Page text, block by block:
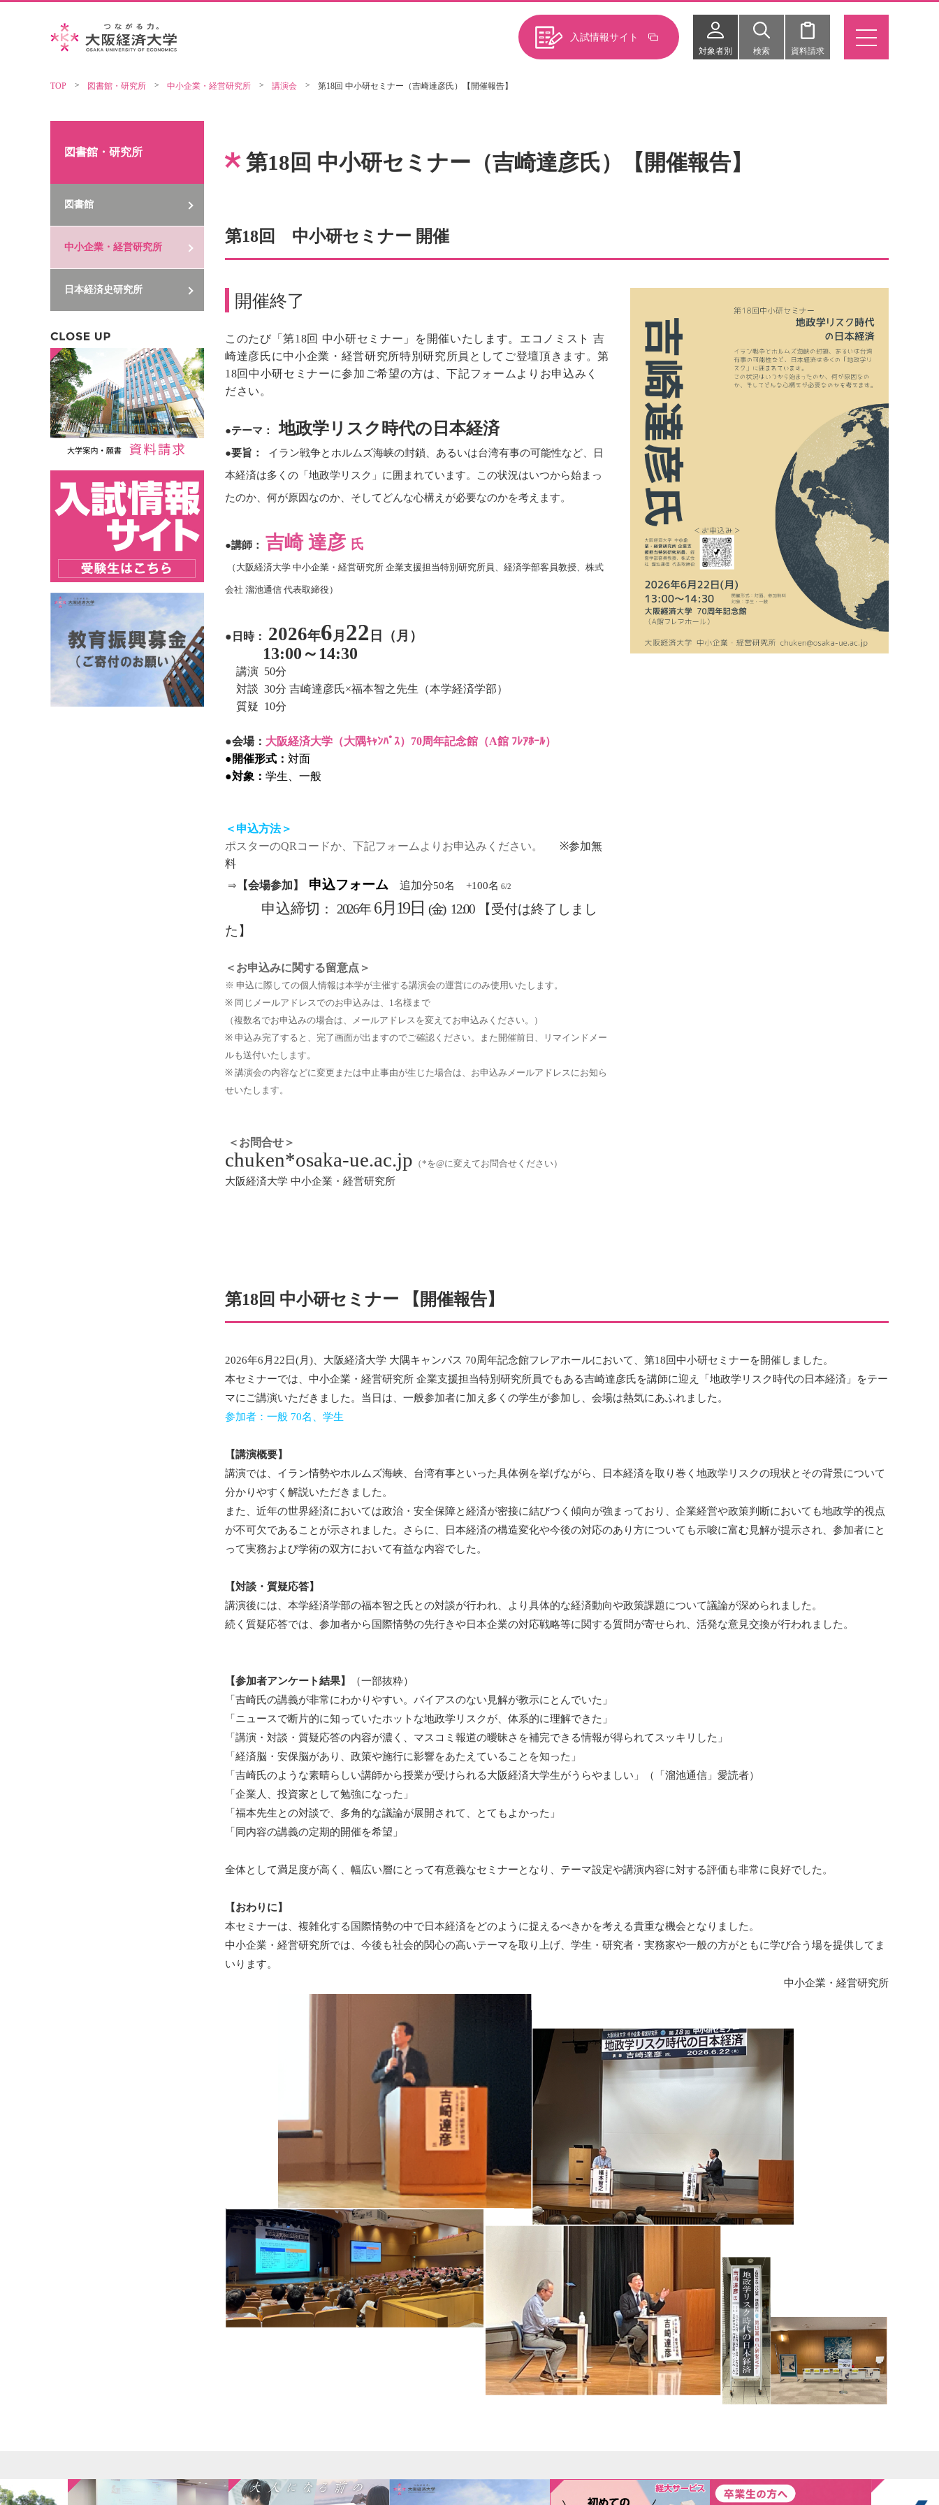
入試情報サイト
対象者別 検索 資料請求
TOP 図書館・研究所 中小企業・経営研究所 講演会 第18回 中小研セミナー（吉崎達彦氏）【開催報告】
第18回 中小研セミナー（吉崎達彦氏）【開催報告】
第18回 中小研セミナー 開催
開催終了
このたび「第18回 中小研セミナー」を開催いたします。エコノミスト 吉
崎達彦氏に中小企業・経営研究所特別研究所員としてご登壇頂きます。第
18回中小研セミナーに参加ご希望の方は、下記フォームよりお申込みく
ださい。
●テーマ：地政学リスク時代の日本経済
●要旨： イラン戦争とホルムズ海峡の封鎖、あるいは台湾有事の可能性など、日
本経済は多くの「地政学リスク」に囲まれています。
この状況はいつから始まっ
たのか、何が原因なのか、そしてどんな心構えが必要なのかを考えます。
●講師： 吉崎 達彦 氏
（大阪経済大学 中小企業・経営研究所 企業支援担当特別研究所員、 経済学部客員教授、株式
会社 溜池通信 代表取締役）
●日時： 2026年6月 22 日（月）
13:00 ～ 14:30
講演 50分
対談 30分 吉崎達彦氏×福本智之先生（本学経済学部）
質疑 10分
●会場： 大阪経済大学（大隅ｷｬﾝﾊﾟｽ） 70周年記念館（A館 ﾌﾚｱﾎｰﾙ）
●開催形式： 対面
●対象： 学生、一般
＜申込方法＞
ポスターのQRコードか、下記フォームよりお申込みください。
※参加無
料
⇒ 【会場参加】 申込フォーム 追加分50名 +100名 6/2
申込締切 ： 2026年 6月 19日 (金) 12:00【受付は終了しまし
た】
＜お申込みに関する留意点＞
※ 申込に際しての個人情報は本学が主催する講演会の運営にのみ使用いたします。
※ 同じメールアドレスでのお申込みは、 1名様まで
（複数名でお申込みの場合は、メールアドレスを変えてお申込みください。）
※ 申込み完了すると、完了画面が出ますのでご確認ください。また開催前日、リマインドメー
ルも送付いたします。
※ 講演会の内容などに変更または中止事由が生じた場合は、お申込みメールアドレスにお知ら
せいたします。
＜お問合せ＞
chuken*osaka-ue.ac.jp （*を@に変えてお問合せください）
大阪経済大学 中小企業・経営研究所
第18回 中小研セミナー 【開催報告】
2026年6月22日(月)、大阪経済大学 大隅キャンパス 70周年記念館フレアホールにおいて、第18回中小研セミナーを開催しました。
本セミナーでは、中小企業・経営研究所 企業支援担当特別研究所員でもある吉崎達彦氏を講師に迎え「地政学リスク時代の日本経済」をテー
マにご講演いただきました。当日は、一般参加者に加え多くの学生が参加し、会場は熱気にあふれました。
参加者：一般 70名、学生
【講演概要】
講演では、イラン情勢やホルムズ海峡、台湾有事といった具体例を挙げながら、日本経済を取り巻く地政学リスクの現状とその背景について
分かりやすく解説いただきました。
また、近年の世界経済においては政治・安全保障と経済が密接に結びつく傾向が強まっており、企業経営や政策判断においても地政学的視点
が不可欠であることが示されました。さらに、日本経済の構造変化や今後の対応のあり方についても示唆に富む見解が提示され、参加者にと
って実務および学術の双方において有益な内容でした。
【対談・質疑応答】
講演後には、本学経済学部の福本智之氏との対談が行われ、より具体的な経済動向や政策課題について議論が深められました。
続く質疑応答では、参加者から国際情勢の先行きや日本企業の対応戦略等に関する質問が寄せられ、活発な意見交換が行われました。
【参加者アンケート結果】
（一部抜粋）
「吉崎氏の講義が非常にわかりやすい。バイアスのない見解が教示にとんでいた」
「ニュースで断片的に知っていたホットな地政学リスクが、体系的に理解できた」
「講演・対談・質疑応答の内容が濃く、マスコミ報道の曖昧さを補完できる情報が得られてスッキリした」
「経済脳・安保脳があり、政策や施行に影響をあたえていることを知った」
「吉崎氏のような素晴らしい講師から授業が受けられる大阪経済大学生がうらやましい」（「溜池通信」愛読者）
「企業人、投資家として勉強になった」
「福本先生との対談で、多角的な議論が展開されて、とてもよかった」
「同内容の講義の定期的開催を希望」
全体として満足度が高く、幅広い層にとって有意義なセミナーとなり、テーマ設定や講演内容に対する評価も非常に良好でした。
【おわりに】
本セミナーは、複雑化する国際情勢の中で日本経済をどのように捉えるべきかを考える貴重な機会となりました。
中小企業・経営研究所では、今後も社会的関心の高いテーマを取り上げ、学生・研究者・実務家や一般の方がともに学び合う場を提供してま
いります。
中小企業・経営研究所
図書館・研究所
図書館
中小企業・経営研究所
日本経済史研究所